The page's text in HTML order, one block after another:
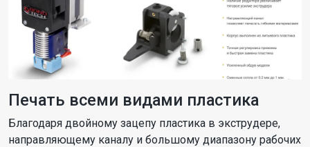
Печать всеми видами пластика
Благодаря двойному зацепу пластика в экструдере,
направляющему каналу и большому диапазону рабочих